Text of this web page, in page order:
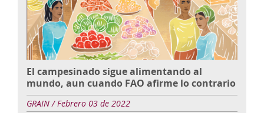
El campesinado sigue alimentando al
mundo, aun cuando FAO afirme lo contrario
GRAIN / Febrero 03 de 2022